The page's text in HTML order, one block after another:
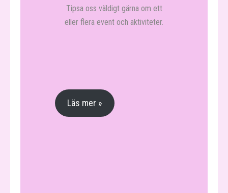
Tipsa oss väldigt gärna om ett
eller flera event och aktiviteter.
Läs mer »